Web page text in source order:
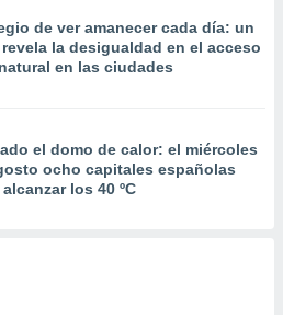
de ver amanecer cada día: un
la desigualdad en el acceso
en las ciudades
el domo de calor: el miércoles
ocho capitales españolas
los 40 ºC